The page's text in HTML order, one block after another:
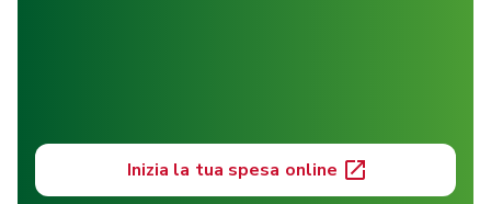
Inizia la tua spesa online